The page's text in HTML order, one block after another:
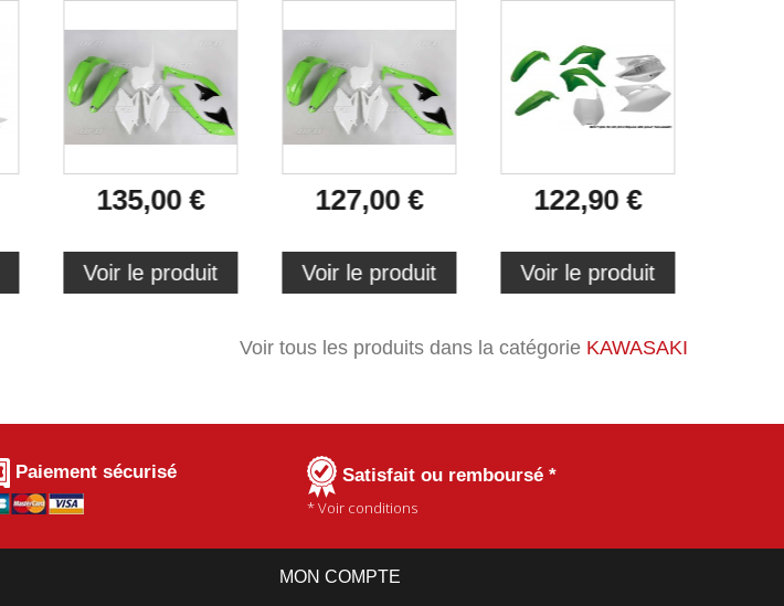
135,00 €
Voir le produit
127,00 €
Voir le produit
122,90 €
Voir le produit
Voir tous les produits dans la catégorie KAWASAKI
Paiement sécurisé Satisfait ou remboursé *
* Voir conditions
MON COMPTE